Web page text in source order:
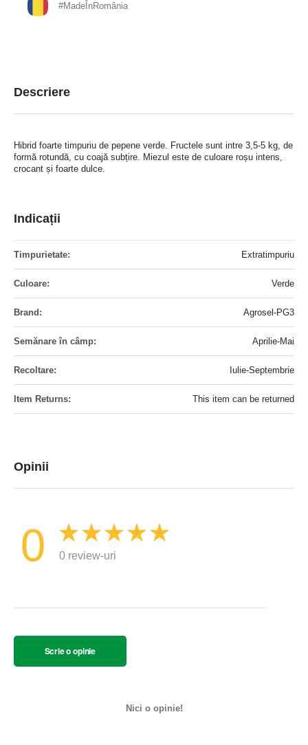
#MadeÎnRomânia
Descriere
Hibrid foarte timpuriu de pepene verde. Fructele sunt intre 3,5-5 kg, de
formă rotundă, cu coajă subțire. Miezul este de culoare roșu intens,
crocant și foarte dulce.
Indicații
multe
Extratimpuriu
Verde
Agrosel-PG3
Aprilie-Mai
Iulie-Septembrie
This item can be returned
Opinii
0 0 review-uri
Scrie o opinie
Nici o opinie!